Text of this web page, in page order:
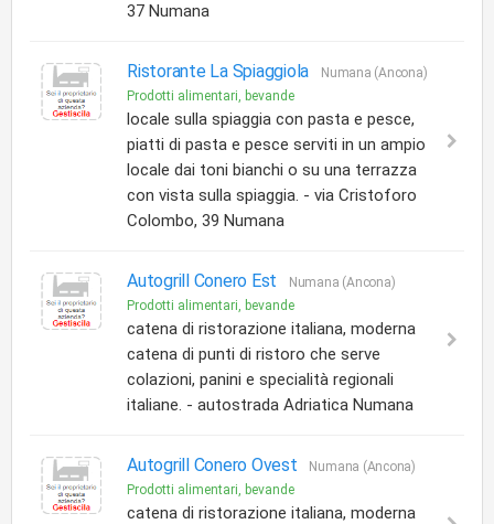
37 Numana
Ristorante La Spiaggiola
Numana (Ancona)
Prodotti alimentari, bevande
locale sulla spiaggia con pasta e pesce,
piatti di pasta e pesce serviti in un ampio
locale dai toni bianchi o su una terrazza
con vista sulla spiaggia. - via Cristoforo
Colombo, 39 Numana
Autogrill Conero Est
Numana (Ancona)
Prodotti alimentari, bevande
catena di ristorazione italiana, moderna
catena di punti di ristoro che serve
colazioni, panini e specialità regionali
italiane. - autostrada Adriatica Numana
Autogrill Conero Ovest
Numana (Ancona)
Prodotti alimentari, bevande
catena di ristorazione italiana, moderna